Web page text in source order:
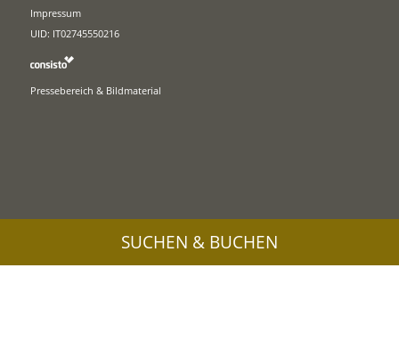
Impressum
UID: IT02745550216
Pressebereich & Bildmaterial
SUCHEN & BUCHEN